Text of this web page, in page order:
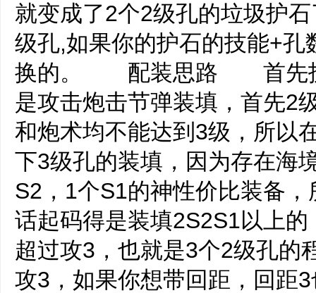
就变成了2个2级孔的垃圾
级孔,如果你的护石的技能+
换的。 配装思路 首先护
是攻击炮击节弹装填，首先2
和炮术均不能达到3级，所以
下3级孔的装填，因为存在海
S2，1个S1的神性价比装备
话起码得是装填2S2S1以上
超过攻3，也就是3个2级孔
攻3，如果你想带回距，回距